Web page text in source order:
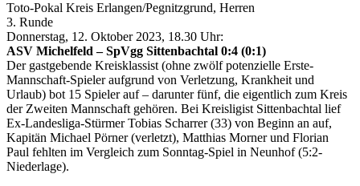
Toto-Pokal Kreis Erlangen/Pegnitzgrund, Herren
3. Runde
Donnerstag, 12. Oktober 2023, 18.30 Uhr:
ASV Michelfeld – SpVgg Sittenbachtal 0:4 (0:1)
Der gastgebende Kreisklassist (ohne zwölf potenzielle Erste-
Mannschaft-Spieler aufgrund von Verletzung, Krankheit und
Urlaub) bot 15 Spieler auf – darunter fünf, die eigentlich zum Kreis
der Zweiten Mannschaft gehören. Bei Kreisligist Sittenbachtal lief
Ex-Landesliga-Stürmer Tobias Scharrer (33) von Beginn an auf,
Kapitän Michael Pörner (verletzt), Matthias Morner und Florian
Paul fehlten im Vergleich zum Sonntag-Spiel in Neunhof (5:2-
Niederlage).